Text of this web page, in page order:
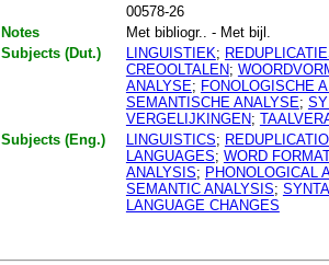
00578-26
Notes
Met bibliogr.. - Met bijl.
Subjects (Dut.)
LINGUISTIEK;
CREOOLTALEN;
ANALYSE; FONOLOGISCHE
SEMANTISCHE ANALYSE;
VERGELIJKINGEN;
Subjects (Eng.)
LINGUISTICS;
LANGUAGES; WORD
ANALYSIS; PHONOLOGICAL
SEMANTIC ANALYSIS;
LANGUAGE CHANGES